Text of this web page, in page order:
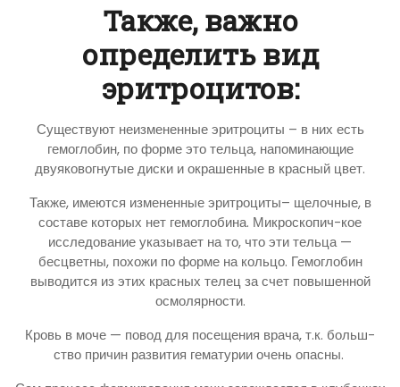
Также, важно
определить вид
эритроцитов:
Существуют неизмененные эритроциты – в них есть
гемоглобин, по форме это тельца, напоминающие
двуяковогнутые диски и окрашенные в красный цвет.
Также, имеются измененные эритроциты– щелочные, в
составе которых нет гемоглобина. Микроскопич-кое
исследование указывает на то, что эти тельца —
бесцветны, похожи по форме на кольцо. Гемоглобин
выводится из этих красных телец за счет повышенной
осмолярности.
Кровь в моче — повод для посещения врача, т.к. больш-
ство причин развития гематурии очень опасны.